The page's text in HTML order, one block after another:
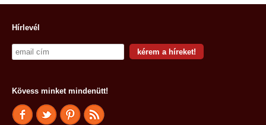
Hírlevél
Kövess minket mindenütt!